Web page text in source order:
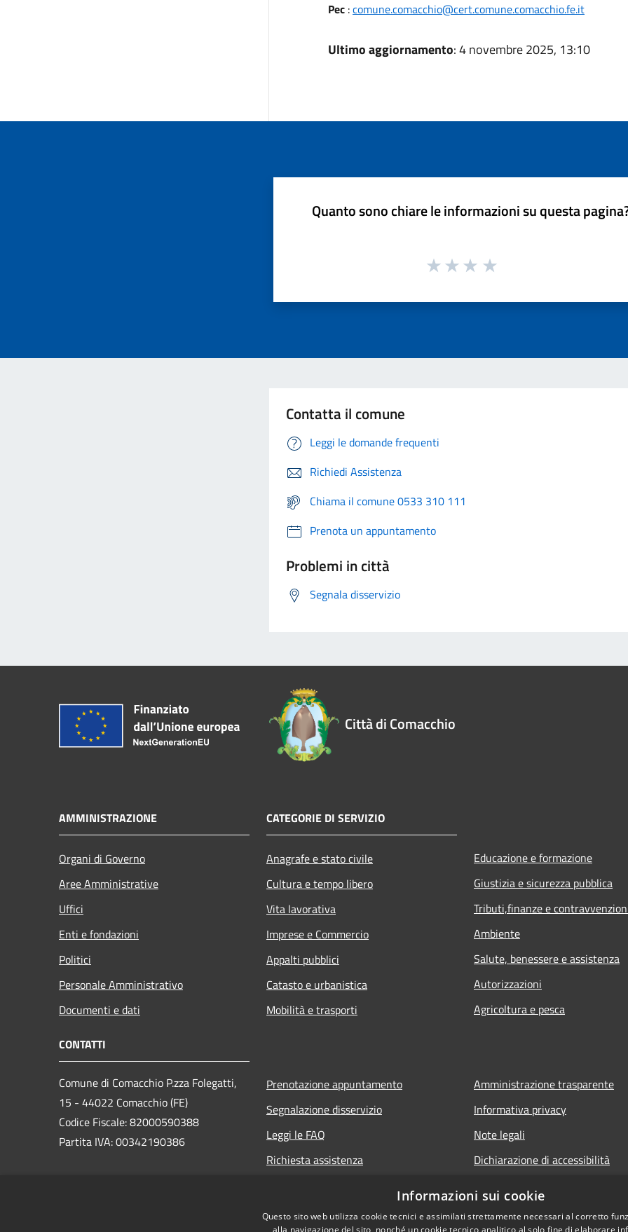
Pec:comune.comacchio@cert.comune.comacchio.fe.it
Ultimo aggiornamento: 4 novembre 2025, 13:10
Quanto sono chiare le informazioni su questa
Contatta il comune
Leggi le domande frequenti
Richiedi Assistenza
Chiama il comune 0533 310 111
Prenota un appuntamento
Problemi in città
Segnala disservizio
Città di Comacchio
AMMINISTRAZIONE
Organi di Governo
Aree Amministrative
Uffici
Enti e fondazioni
Politici
Personale Amministrativo
Documenti e dati
CATEGORIE DI SERVIZIO
Anagrafe e stato civile
Cultura e tempo libero
Vita lavorativa
Imprese e Commercio
Appalti pubblici
Catasto e urbanistica
Mobilità e trasporti
Educazione e formazione
Giustizia e sicurezza pubblica
Tributi,finanze e
Ambiente
Salute, benessere e assistenza
Autorizzazioni
Agricoltura e pesca
CONTATTI
Comune di Comacchio P.zza Folegatti,
15 - 44022 Comacchio (FE)
Codice Fiscale: 82000590388
Partita IVA: 00342190386
comune.comacchio@cert.comune.comacchio.fe.it
Prenotazione appuntamento
Segnalazione disservizio
Leggi le FAQ
Richiesta assistenza
Amministrazione trasparente
Informativa privacy
Note legali
Dichiarazione di accessibilità
Informazioni sui cookie
Questo sito web utilizza cookie tecnici e assimilati strettamente necessari al corretto
alla navigazione del sito, nonché un cookie tecnico analitico al solo fine di elaborare